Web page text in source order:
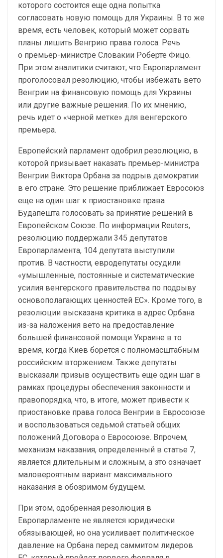
которого состоится еще одна попытка
согласовать новую помощь для Украины. В то же
время, есть человек, который может сорвать
планы лишить Венгрию права голоса. Речь
о премьер-министре Словакии Роберте Фицо.
При этом аналитики считают, что Европарламент
проголосовал резолюцию, чтобы избежать вето
Венгрии на финансовую помощь для Украины
или другие важные решения. По их мнению,
речь идет о «черной метке» для венгерского
премьера.
Европейский парламент одобрил резолюцию, в
которой призывает наказать премьер-министра
Венгрии Виктора Орбана за подрыв демократии
в его стране. Это решение приближает Евросоюз
еще на один шаг к приостановке права
Будапешта голосовать за принятие решений в
Европейском Союзе. По информации Reuters,
резолюцию поддержали 345 депутатов
Европарламента, 104 депутата выступили
против. В частности, евродепутаты осудили
«умышленные, постоянные и систематические
усилия венгерского правительства по подрыву
основополагающих ценностей ЕС». Кроме того, в
резолюции высказана критика в адрес Орбана
из-за наложения вето на предоставление
большей финансовой помощи Украине в то
время, когда Киев борется с полномасштабным
российским вторжением. Также депутаты
высказали призыв осуществить еще один шаг в
рамках процедуры обеспечения законности и
правопорядка, что, в итоге, может привести к
приостановке права голоса Венгрии в Евросоюзе
и воспользоваться седьмой статьей общих
положений Договора о Евросоюзе. Впрочем,
механизм наказания, определенный в статье 7,
является длительным и сложным, а это означает
маловероятным вариант максимального
наказания в обозримом будущем.
При этом, одобренная резолюция в
Европарламенте не является юридически
обязывающей, но она усиливает политическое
давление на Орбана перед саммитом лидеров